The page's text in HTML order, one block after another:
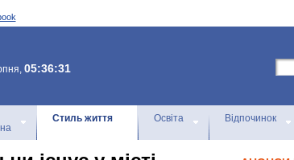
05:36:31
Стиль життя Освіта Відпочинок